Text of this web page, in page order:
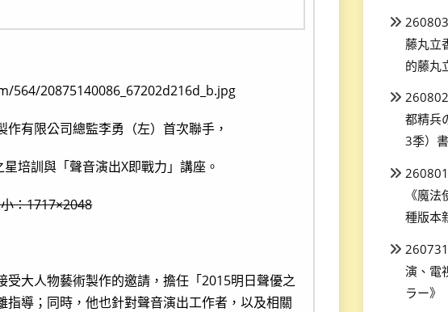
有限公司總監李勇（左）首次聯手，
培訓與「聲音演出X即戰力」講座。
：1717×2048
大人物藝術製作的邀請，擔任「2015明日聲優之
導；同時，他也針對聲音演出工作者，以及相關
藤丸立
的藤丸
都精兵
3季）
《魔
種版本
演、電
ラー》